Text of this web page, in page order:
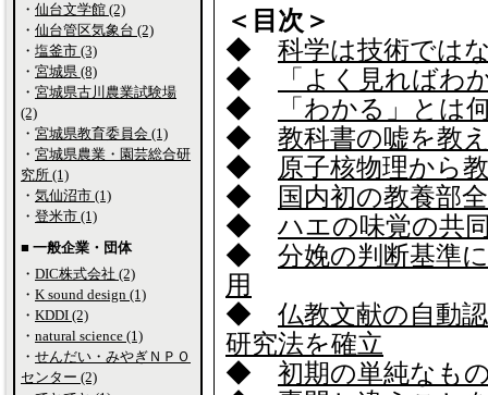
＜目次＞
◆ 科学は技術では
◆
「よく見ればわ
◆
「わかる」とは
◆ 教科書の嘘を教
◆
原子核物理から
◆
国内初の教養部
◆ ハエの味覚の共
◆ 分娩の判断基準
用
◆ 仏教文献の自動
研究法を確立
◆ 初期の単純なも
・ 仙台文学館 (2)
・ 仙台管区気象台 (2)
・ 塩釜市 (3)
・ 宮城県 (8)
・ 宮城県古川農業試験場
(2)
・ 宮城県教育委員会 (1)
・ 宮城県農業・園芸総合研
究所 (1)
・ 気仙沼市 (1)
・ 登米市 (1)
■ 一般企業・団体
・ DIC株式会社 (2)
・ K sound design (1)
・ KDDI (2)
・ natural science (1)
・ せんだい・みやぎＮＰＯ
センター (2)